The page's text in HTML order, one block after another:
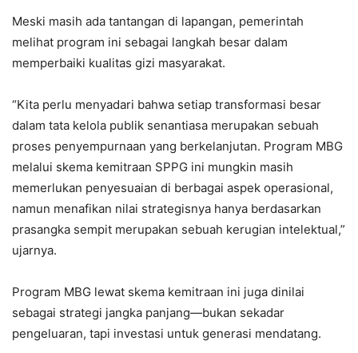
Meski masih ada tantangan di lapangan, pemerintah
melihat program ini sebagai langkah besar dalam
memperbaiki kualitas gizi masyarakat.
“Kita perlu menyadari bahwa setiap transformasi besar
dalam tata kelola publik senantiasa merupakan sebuah
proses penyempurnaan yang berkelanjutan. Program MBG
melalui skema kemitraan SPPG ini mungkin masih
memerlukan penyesuaian di berbagai aspek operasional,
namun menafikan nilai strategisnya hanya berdasarkan
prasangka sempit merupakan sebuah kerugian intelektual,”
ujarnya.
Program MBG lewat skema kemitraan ini juga dinilai
sebagai strategi jangka panjang—bukan sekadar
pengeluaran, tapi investasi untuk generasi mendatang.